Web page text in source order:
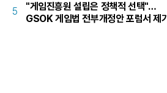
5
"게임진흥원 설립은 정책적 선택"…
GSOK 게임법 전부개정안 포럼서 제기